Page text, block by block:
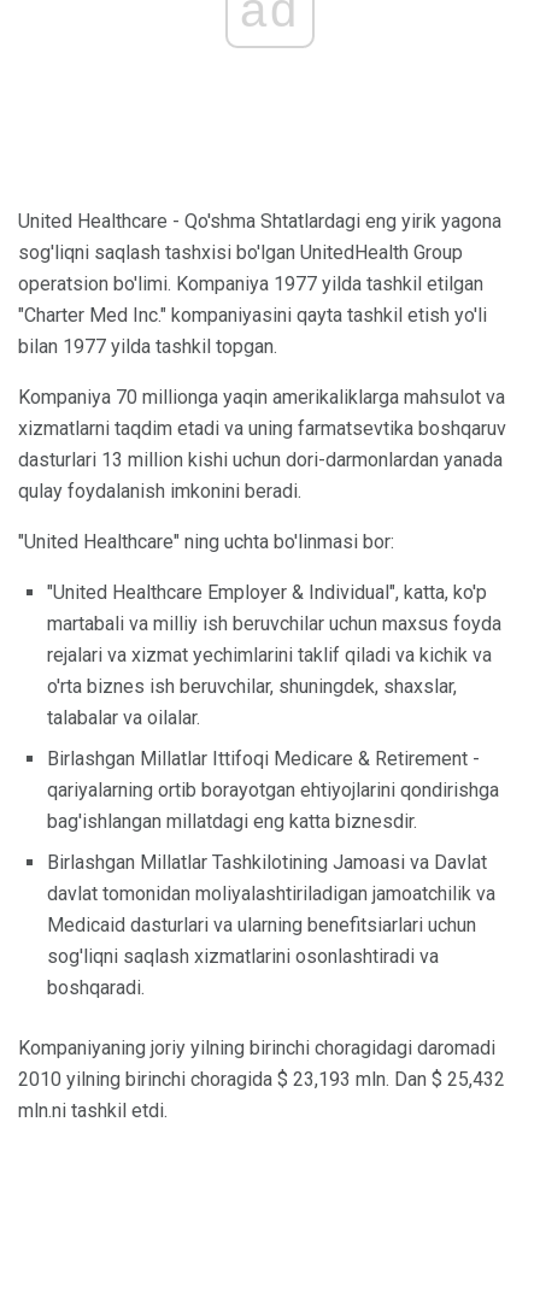
United Healthcare - Qo'shma Shtatlardagi eng yirik yagona
sog'liqni saqlash tashxisi bo'lgan UnitedHealth Group
operatsion bo'limi. Kompaniya 1977 yilda tashkil etilgan
"Charter Med Inc." kompaniyasini qayta tashkil etish yo'li
bilan 1977 yilda tashkil topgan.
Kompaniya 70 millionga yaqin amerikaliklarga mahsulot va
xizmatlarni taqdim etadi va uning farmatsevtika boshqaruv
dasturlari 13 million kishi uchun dori-darmonlardan yanada
qulay foydalanish imkonini beradi.
"United Healthcare" ning uchta bo'linmasi bor:
"United Healthcare Employer & Individual", katta, ko'p
martabali va milliy ish beruvchilar uchun maxsus foyda
rejalari va xizmat yechimlarini taklif qiladi va kichik va
o'rta biznes ish beruvchilar, shuningdek, shaxslar,
talabalar va oilalar.
Birlashgan Millatlar Ittifoqi Medicare & Retirement -
qariyalarning ortib borayotgan ehtiyojlarini qondirishga
bag'ishlangan millatdagi eng katta biznesdir.
Birlashgan Millatlar Tashkilotining Jamoasi va Davlat
davlat tomonidan moliyalashtiriladigan jamoatchilik va
Medicaid dasturlari va ularning benefitsiarlari uchun
sog'liqni saqlash xizmatlarini osonlashtiradi va
boshqaradi.
Kompaniyaning joriy yilning birinchi choragidagi daromadi
2010 yilning birinchi choragida $ 23,193 mln. Dan $ 25,432
mln.ni tashkil etdi.